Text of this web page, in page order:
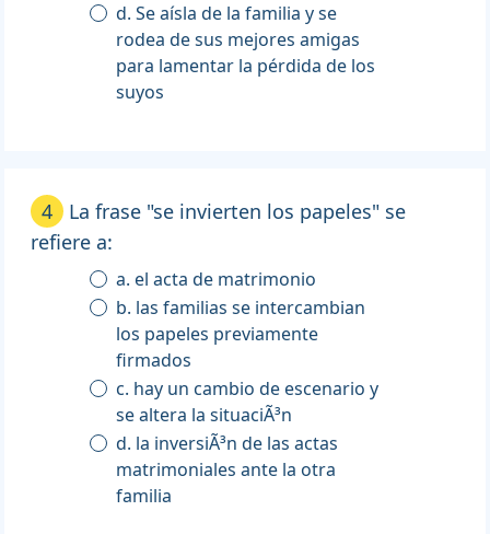
d. Se aísla de la familia y se
rodea de sus mejores amigas
para lamentar la pérdida de los
suyos
4
La frase "se invierten los papeles" se
refiere a:
a. el acta de matrimonio
b. las familias se intercambian
los papeles previamente
firmados
c. hay un cambio de escenario y
se altera la situaciÃ³n
d. la inversiÃ³n de las actas
matrimoniales ante la otra
familia